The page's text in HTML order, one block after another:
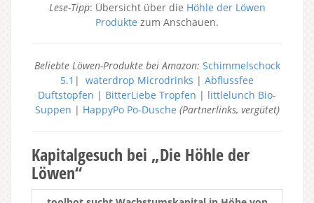
Lese-Tipp: Übersicht über die Höhle der Löwen
Produkte zum Anschauen.
Beliebte Löwen-Produkte bei Amazon: Schimmelschock
5.1 | waterdrop Microdrinks | Abflussfee
Duftstopfen | BitterLiebe Tropfen | littlelunch Bio-
Suppen | HappyPo Po-Dusche (Partnerlinks, vergütet)
Kapitalgesuch bei „Die Höhle der
Löwen“